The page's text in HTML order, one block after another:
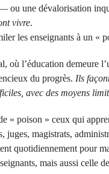
ou une dévalorisation
vivre.
les enseignants à un «
où l’éducation demeure
du progrès. Ils
avec des moyens
« poison » ceux qui
juges, magistrats,
quotidiennement pour
mais aussi celle